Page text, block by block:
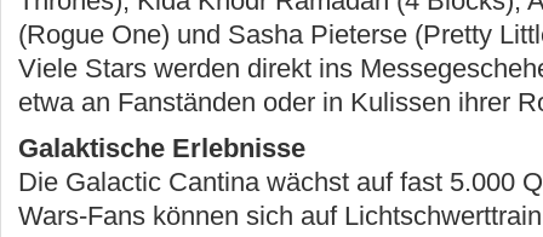
(Rogue One) und Sasha Pieterse (Pretty
Viele Stars werden direkt ins
etwa an Fanständen oder in Kulissen ihrer
Galaktische Erlebnisse
Die Galactic Cantina wächst auf fast 5.000
Wars-Fans können sich auf